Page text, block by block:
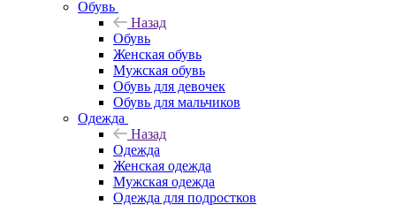
Обувь
Назад
Обувь
Женская обувь
Мужская обувь
Обувь для девочек
Обувь для мальчиков
Одежда
Назад
Одежда
Женская одежда
Мужская одежда
Одежда для подростков